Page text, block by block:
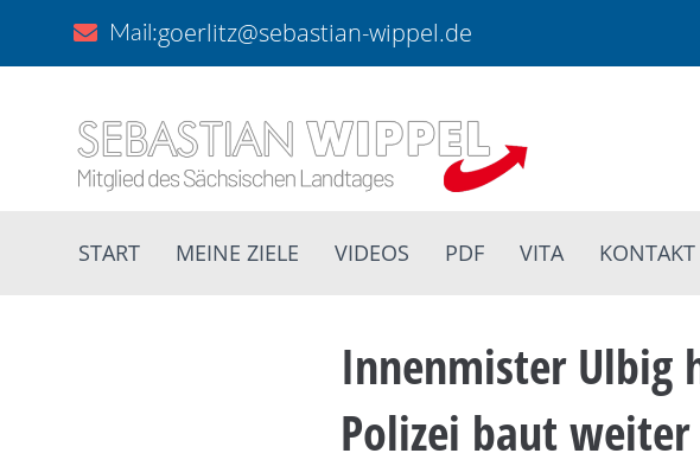
Mail:goerlitz@sebastian-wippel.de
START MEINE ZIELE VIDEOS PDF VITA KONTAKT
Innenmister Ulbig
Polizei baut